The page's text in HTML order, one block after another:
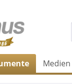
Medien